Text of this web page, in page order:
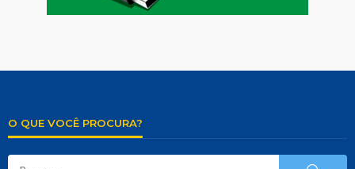
O QUE VOCÊ PROCURA?